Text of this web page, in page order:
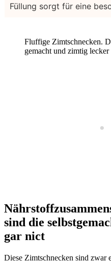
Füllung sorgt für eine
Fluffige Zimtschnecken.
gemacht und zimtig lecker
sind die
gar nict
Diese Zimtschnecken sind zwar